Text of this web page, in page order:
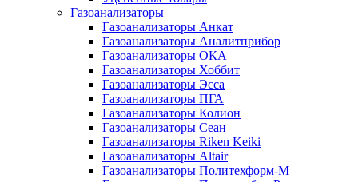
Газоанализаторы
Газоанализаторы Анкат
Газоанализаторы Аналитприбор
Газоанализаторы ОКА
Газоанализаторы Хоббит
Газоанализаторы Эсса
Газоанализаторы ПГА
Газоанализаторы Колион
Газоанализаторы Сеан
Газоанализаторы Riken Keiki
Газоанализаторы Altair
Газоанализаторы Политехформ-М